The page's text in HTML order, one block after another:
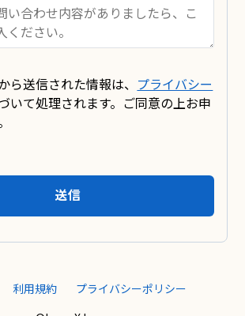
ら送信された情報は、 プライバシー
いて処理されます。ご同意の上お申
送信
利用規約
プライバシーポリシー